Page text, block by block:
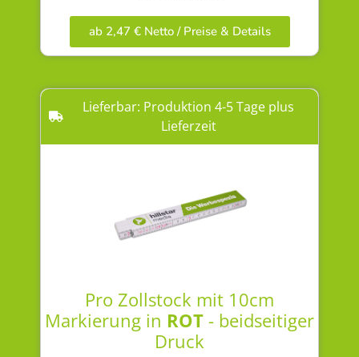
ab 2,47 € Netto / Preise & Details
Lieferbar: Produktion 4-5 Tage plus
Lieferzeit
Pro Zollstock mit 10cm
Markierung in ROT- beidseitiger
Druck